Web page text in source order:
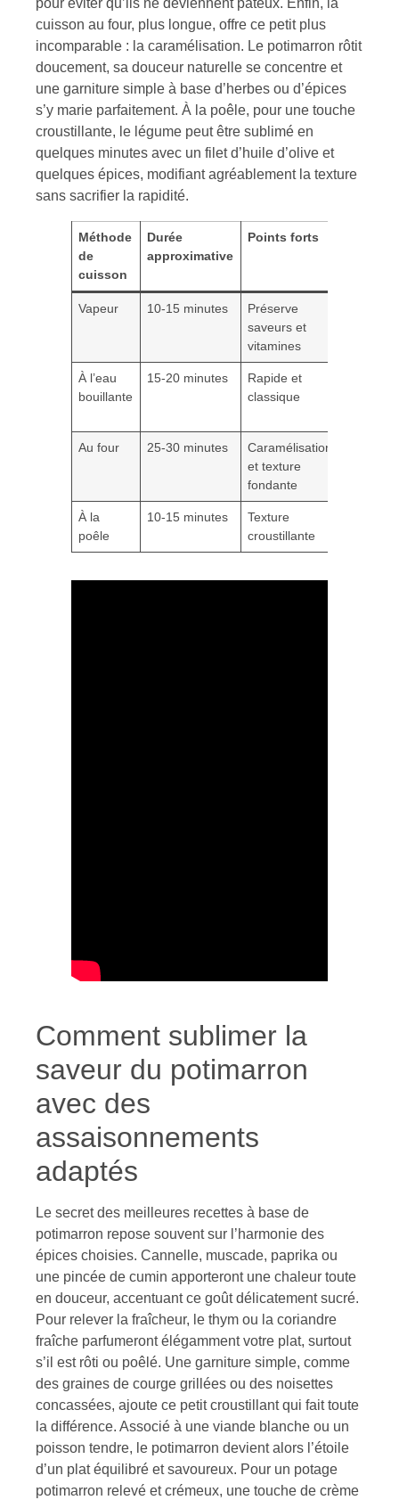
pour éviter qu’ils ne deviennent pâteux. Enfin, la
cuisson au four, plus longue, offre ce petit plus
incomparable : la caramélisation. Le potimarron rôtit
doucement, sa douceur naturelle se concentre et
une garniture simple à base d’herbes ou d’épices
s’y marie parfaitement. À la poêle, pour une touche
croustillante, le légume peut être sublimé en
quelques minutes avec un filet d’huile d’olive et
quelques épices, modifiant agréablement la texture
sans sacrifier la rapidité.
Méthode
de
cuisson
Durée
approximative
Points forts
Vapeur 10-15 minutes
Préserve
saveurs et
vitamines
À l’eau
bouillante
15-20 minutes
Rapide et
classique
Au four 25-30 minutes
Caramélisation
et texture
fondante
À la
poêle
10-15 minutes
Texture
croustillante
Comment sublimer la
saveur du potimarron
avec des
assaisonnements
adaptés
Le secret des meilleures recettes à base de
potimarron repose souvent sur l’harmonie des
épices choisies. Cannelle, muscade, paprika ou
une pincée de cumin apporteront une chaleur toute
en douceur, accentuant ce goût délicatement sucré.
Pour relever la fraîcheur, le thym ou la coriandre
fraîche parfumeront élégamment votre plat, surtout
s’il est rôti ou poêlé. Une garniture simple, comme
des graines de courge grillées ou des noisettes
concassées, ajoute ce petit croustillant qui fait toute
la différence. Associé à une viande blanche ou un
poisson tendre, le potimarron devient alors l’étoile
d’un plat équilibré et savoureux. Pour un potage
potimarron relevé et crémeux, une touche de crème